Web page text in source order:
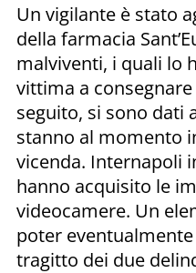
Un vigilante è stato
della farmacia
malviventi, i quali lo
vittima a
seguito, si sono dati
stanno al momento
vicenda. Internapoli
hanno acquisito le
videocamere. Un
poter
tragitto dei due